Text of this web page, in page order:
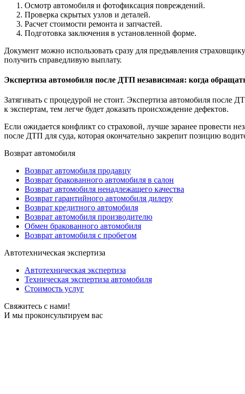
Осмотр автомобиля и фотофиксация повреждений.
Проверка скрытых узлов и деталей.
Расчет стоимости ремонта и запчастей.
Подготовка заключения в установленной форме.
Документ можно использовать сразу для предъявления
получить справедливую выплату.
Экспертиза автомобиля после ДТП независимая: когда
Затягивать с процедурой не стоит. Экспертиза автомобиля после
к экспертам, тем легче будет доказать происхождение дефектов.
Если ожидается конфликт со страховой, лучше заранее провести
после ДТП для суда, которая окончательно закрепит позицию
Возврат автомобиля
Возврат автомобиля продавцу
Возврат бракованного автомобиля в салон
Возврат автомобиля ненадлежащего качества
Возврат гарантийного автомобиля дилеру
Возврат кредитного автомобиля
Возврат автомобиля производителю
Обмен бракованного автомобиля
Возврат автомобиля с пробегом
Автотехническая экспертиза
Автотехническая экспертиза
Техническая экспертиза автомобиля
Стоимость услуг
Свяжитесь с нами!
И мы проконсультируем вас